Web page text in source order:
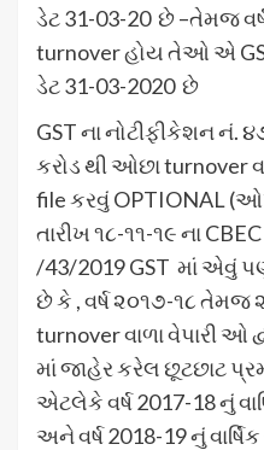
ડેટ 31-03-20 છે –તેમજ
turnover હોય તેઓ એ
ડેટ 31-03-2020 છે
GST ના નોટીફીકેશન નં.
કરોડ થી ઓછા turnover
file કરવું OPTIONAL
તારીખ ૧૮-૧૧-૧૯ ના
/43/2019 GST માં એવું
છે કે , વર્ષ ૨૦૧૭-૧૮ તેમજ
turnover વાળા વેપારી ઓ
માં જાહેર કરેલ છૂટછાટ
એટલેકે વર્ષ 2017-18 નું
અને વર્ષ 2018-19 નું